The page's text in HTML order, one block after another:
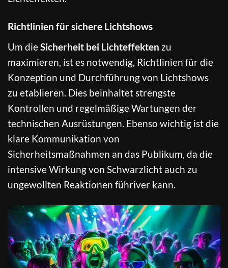
Richtlinien für sichere Lichtshows
Um dieSicherheit bei Lichteffekten zu
maximieren, ist es notwendig, Richtlinien für die
Konzeption und Durchführung von Lichtshows
zu etablieren. Dies beinhaltet strengste
Kontrollen und regelmäßige Wartungen der
technischen Ausrüstungen. Ebenso wichtig ist die
klare Kommunikation von
Sicherheitsmaßnahmen an das Publikum, da die
intensive Wirkung von Schwarzlicht auch zu
ungewollten Reaktionen führiver kann.